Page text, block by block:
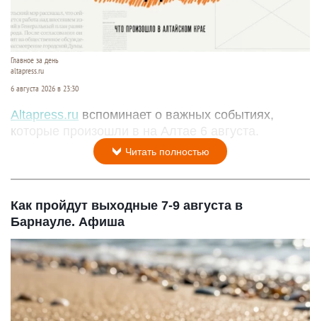
Главное за день
altapress.ru
6 августа 2026 в 23:30
Altapress.ru вспоминает о важных событиях,
которые произошли в на Алтае 6 августа.
Читать полностью
Как пройдут выходные 7-9 августа в
Барнауле. Афиша